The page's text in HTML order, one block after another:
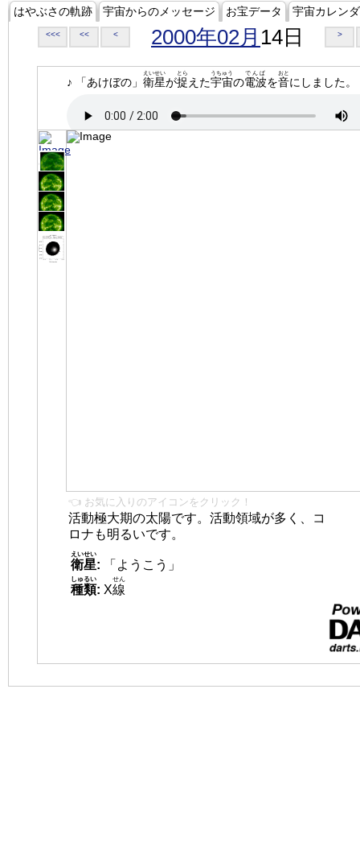
はやぶさの軌跡 宇宙からのメッセージ お宝データ 宇宙カレン
<<< << < 2000年02月 14日 >
♪ 「あけぼの」 衛星
えいせい
が捉
とら
えた宇宙
うちゅう
の電波
でんぱ
を音
おと
にしました。
👈 お気に入りのアイコンをクリック！
活動極大期の太陽です。活動領域が多く、コ
ロナも明るいです。
衛星
えいせい
:
「ようこう」
種類
しゅるい
: X線
せん